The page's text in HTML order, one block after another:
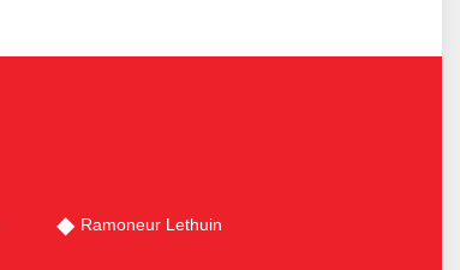
Ramoneur Lethuin